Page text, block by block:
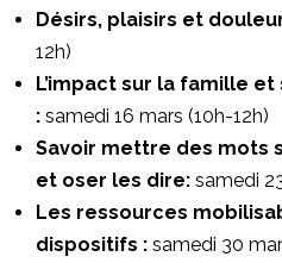
Désirs, plaisirs et
12h)
L’impact sur la famille
: samedi 16 mars (10h-12h)
Savoir mettre des mots
et oser les dire: samedi
Les ressources
dispositifs : samedi 30